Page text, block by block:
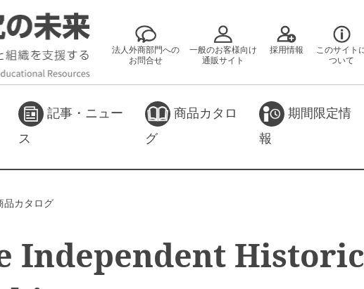
法人外商部門への
お問合せ
一般のお客様向け
通販サイト
採用情報
このサイト
ついて
記事・ニュー
ス
商品カタロ
グ
期間限定情
報
品カタログ
Independent